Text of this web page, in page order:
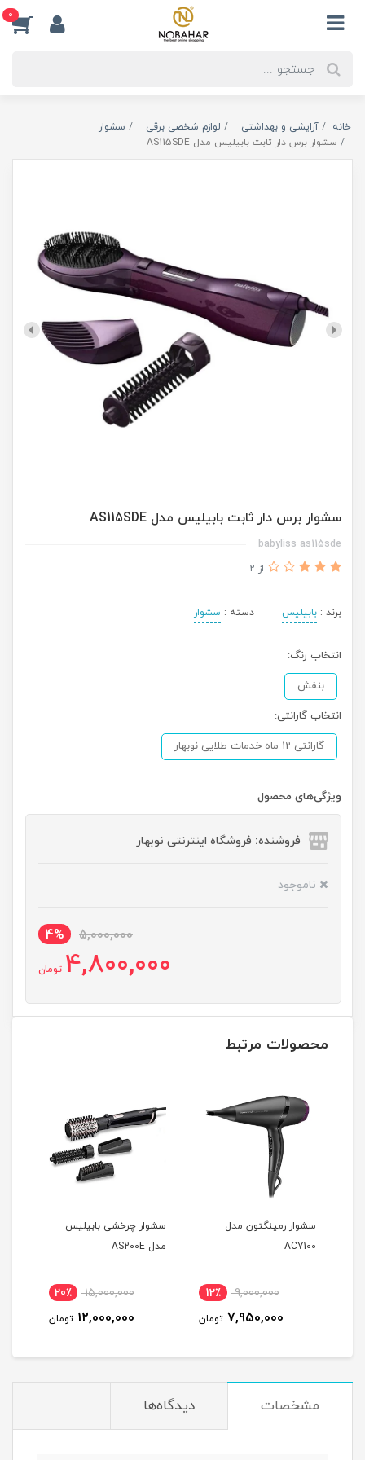
0
خانه آرایشی و بهداشتی لوازم شخصی برقی
سشوار
سشوار برس دار ثابت بابیلیس مدل AS115SDE
سشوار برس دار ثابت بابیلیس مدل AS115SDE
babyliss as115sde
از 2
برند : بابیلیس دسته : سشوار
انتخاب رنگ:
بنفش
انتخاب گارانتی:
گارانتی 12 ماه خدمات طلایی نوبهار
ویژگی‌های محصول
فروشنده: فروشگاه اینترنتی نوبهار
ناموجود
5,000,000
4%
4,800,000 تومان
محصولات مرتبط
سشوار رمینگتون مدل
AC7100
9,000,000 12٪
7,950,000 تومان
سشوار چرخشی بابیلیس
مدل AS200E
15,000,000 20٪
12,000,000 تومان
مشخصات دیدگاه‌ها